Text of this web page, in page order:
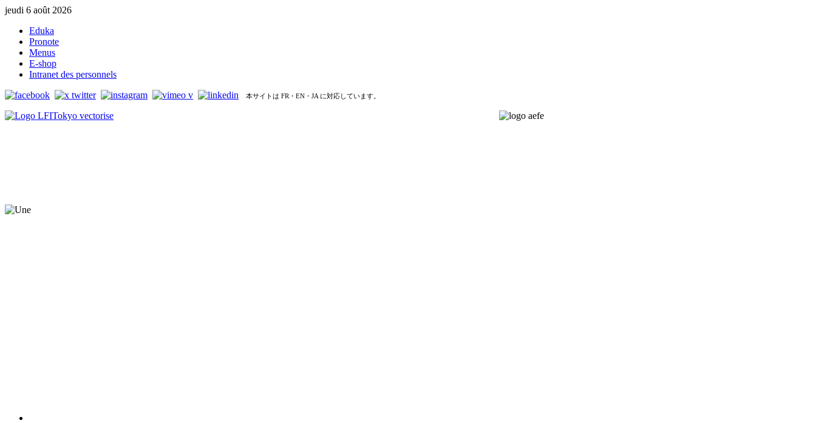
jeudi 6 août 2026
Eduka
Pronote
Menus
E-shop
Intranet des personnels
本サイトは FR・EN・JA に対応しています。